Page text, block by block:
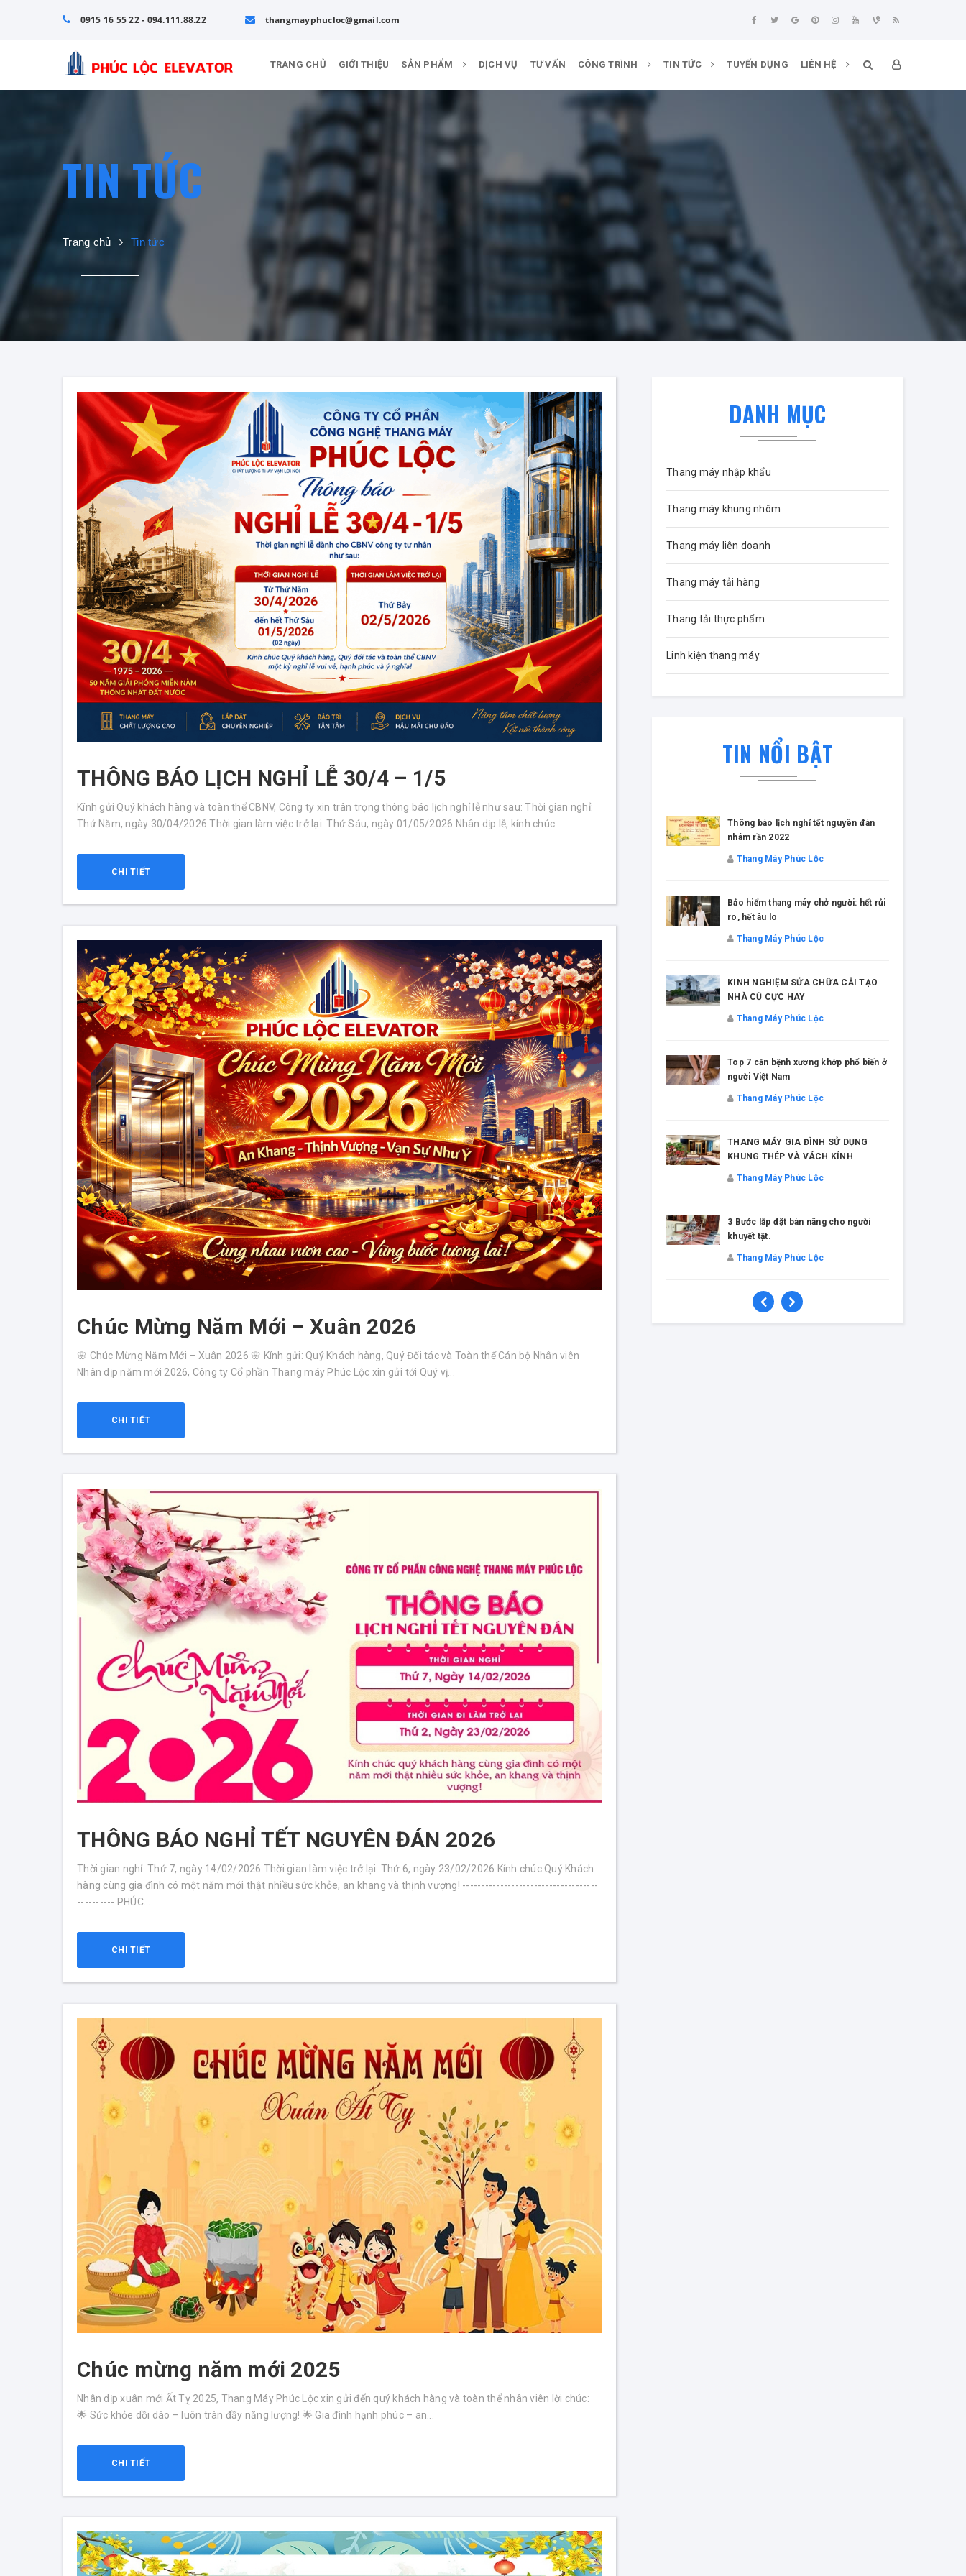
0915 16 55 22 - 094.111.88.22 thangmayphucloc@gmail.com
TRANG CHỦ GIỚI THIỆU SẢN PHẨM DỊCH VỤ TƯ VẤN CÔNG TRÌNH TIN TỨC TUYẾN DỤNG LIÊN HỆ
TIN TỨC
Trang chủ Tin tức
THÔNG BÁO LỊCH NGHỈ LỄ 30/4 – 1/5
Kính gửi Quý khách hàng và toàn thể CBNV, Công ty xin trân trọng thông báo lịch nghỉ lễ như sau: Thời gian nghỉ:
Thứ Năm, ngày 30/04/2026 Thời gian làm việc trở lại: Thứ Sáu, ngày 01/05/2026 Nhân dịp lễ, kính chúc...
CHI TIẾT
Chúc Mừng Năm Mới – Xuân 2026
🌸 Chúc Mừng Năm Mới – Xuân 2026 🌸 Kính gửi: Quý Khách hàng, Quý Đối tác và Toàn thể Cán bộ Nhân viên
Nhân dịp năm mới 2026, Công ty Cổ phần Thang máy Phúc Lộc xin gửi tới Quý vị...
CHI TIẾT
THÔNG BÁO NGHỈ TẾT NGUYÊN ĐÁN 2026
Thời gian nghỉ: Thứ 7, ngày 14/02/2026 Thời gian làm việc trở lại: Thứ 6, ngày 23/02/2026 Kính chúc Quý Khách
hàng cùng gia đình có một năm mới thật nhiều sức khỏe, an khang và thịnh vượng! ------------------------------------
---------- PHÚC...
CHI TIẾT
Chúc mừng năm mới 2025
Nhân dịp xuân mới Ất Tỵ 2025, Thang Máy Phúc Lộc xin gửi đến quý khách hàng và toàn thể nhân viên lời chúc:
🌟 Sức khỏe dồi dào – luôn tràn đầy năng lượng! 🌟 Gia đình hạnh phúc – an...
CHI TIẾT
DANH MỤC
Thang máy nhập khẩu
Thang máy khung nhôm
Thang máy liên doanh
Thang máy tải hàng
Thang tải thực phẩm
Linh kiện thang máy
TIN NỔI BẬT
Nhạc không lời cho thang máy THÔNG BÁO LỊCH NGHỈ LỄ 30/4 – 1/5
THÔNG BÁO NGHỈ TẾT NGUYÊN ĐÁN
2026
Thang Máy Phúc Lộc
Chúc mừng năm mới 2025
Thang Máy Phúc Lộc
THÔNG BÁO NGHỈ TẾT NGUYÊN
ĐÁN 2023
Thang Máy Phúc Lộc
THÔNG BÁO LỊCH NGHỈ QUỐC
KHÁNH 2-9
Thang Máy Phúc Lộc
Thông báo lịch nghỉ tết nguyên đán
nhâm rần 2022
Thang Máy Phúc Lộc
Bảo hiểm thang máy chở người: hết rủi
ro, hết âu lo
Thang Máy Phúc Lộc
KINH NGHIỆM SỬA CHỮA CẢI TẠO
NHÀ CŨ CỰC HAY
Thang Máy Phúc Lộc
Top 7 căn bệnh xương khớp phổ biến ở
người Việt Nam
Thang Máy Phúc Lộc
THANG MÁY GIA ĐÌNH SỬ DỤNG
KHUNG THÉP VÀ VÁCH KÍNH
Thang Máy Phúc Lộc
3 Bước lắp đặt bàn nâng cho người
khuyết tật.
Thang Máy Phúc Lộc